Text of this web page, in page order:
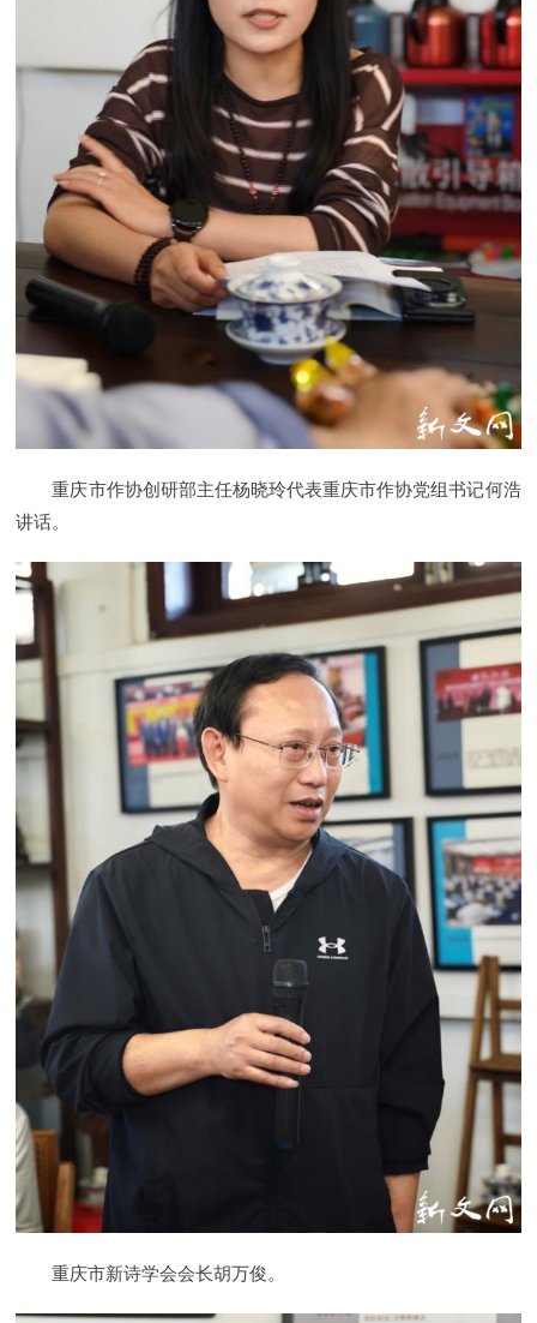
重庆市作协创研部主任杨晓玲代表重庆市作协党组书记何浩
讲话。
重庆市新诗学会会长胡万俊。